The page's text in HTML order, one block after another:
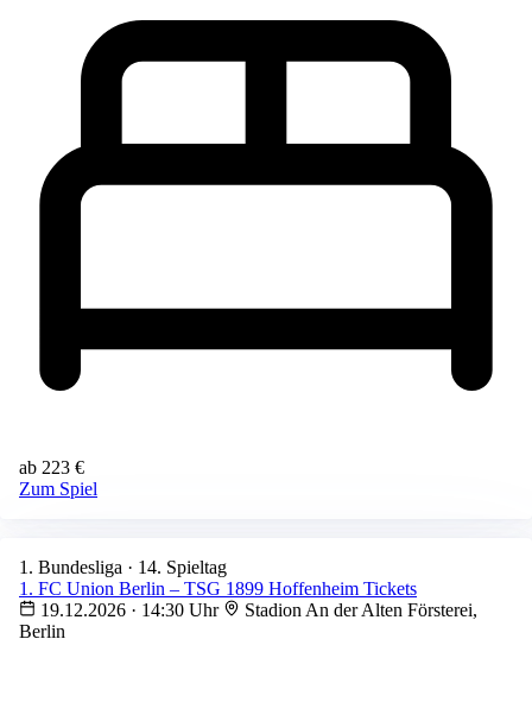
ab 223 €
Zum Spiel
1. Bundesliga · 14. Spieltag
1. FC Union Berlin – TSG 1899 Hoffenheim Tickets
19.12.2026 · 14:30 Uhr
Stadion An der Alten Försterei,
Berlin